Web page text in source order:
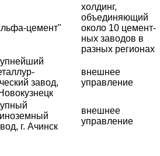
цемент"
холдинг,
объединяющий
около 10 цемент-
ных заводов в
разных регионах
завод,
внешнее
управление
г. Ачинск
внешнее
управление